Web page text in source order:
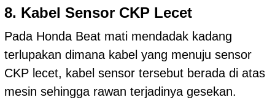
8. Kabel Sensor CKP Lecet
Pada Honda Beat mati mendadak kadang
terlupakan dimana kabel yang menuju sensor
CKP lecet, kabel sensor tersebut berada di atas
mesin sehingga rawan terjadinya gesekan.